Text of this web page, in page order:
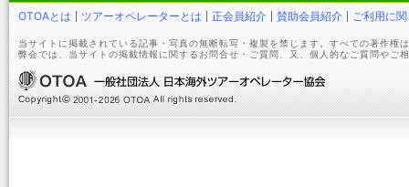
OTOAとは ツアーオペレーターとは 正会員紹介 賛助会員紹介 ご利用に
当サイトに掲載されている記事・写真の無断転写・複製を禁じます。すべての著作権
弊会では、当サイトの掲載情報に関するお問合せ・ご質問、又、個人的なご質問やご